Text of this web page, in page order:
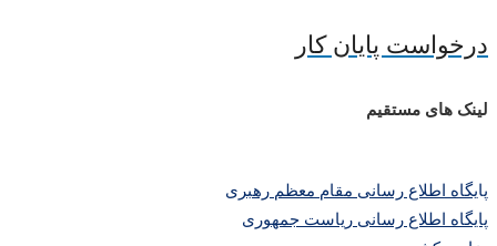
درخواست پایان کار
لینک های مستقیم
پایگاه اطلاع رسانی مقام معظم رهبری
پایگاه اطلاع رسانی ریاست جمهوری